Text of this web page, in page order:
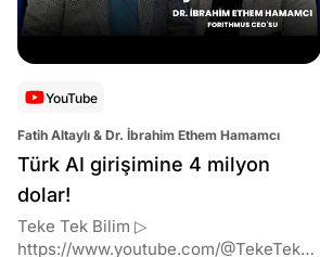
YouTube
Fatih Altaylı & Dr. İbrahim Ethem Hamamcı
Türk AI girişimine 4 milyon
dolar!
Teke Tek Bilim ▷
https://www.youtube.com/@TekeTekBil